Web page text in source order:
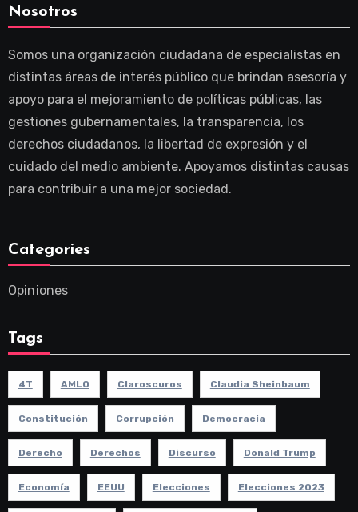
Nosotros
Somos una organización ciudadana de especialistas en
distintas áreas de interés público que brindan asesoría y
apoyo para el mejoramiento de políticas públicas, las
gestiones gubernamentales, la transparencia, los
derechos ciudadanos, la libertad de expresión y el
cuidado del medio ambiente. Apoyamos distintas causas
para contribuir a una mejor sociedad.
Categories
Opiniones
Tags
4T AMLO Claroscuros Claudia Sheinbaum
Constitución Corrupción Democracia
Derecho Derechos Discurso Donald Trump
Economía EEUU Elecciones Elecciones 2023